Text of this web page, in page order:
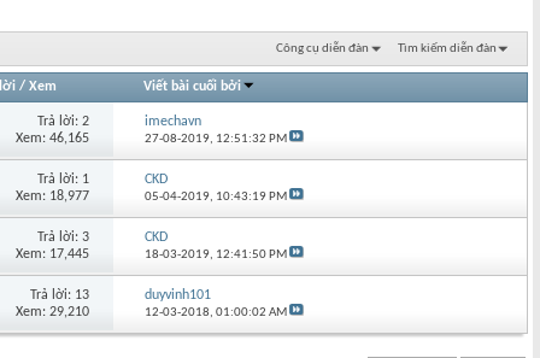
Công cụ diễn đàn Tìm kiếm diễn đàn
/ Xem Viết bài cuối bởi
Trả lời: 2
Xem: 46,165
imechavn
27-08-2019, 12:51:32 PM
Trả lời: 1
Xem: 18,977
CKD
05-04-2019, 10:43:19 PM
Trả lời: 3
Xem: 17,445
CKD
18-03-2019, 12:41:50 PM
Trả lời: 13
Xem: 29,210
duyvinh101
12-03-2018,01:00:02 AM